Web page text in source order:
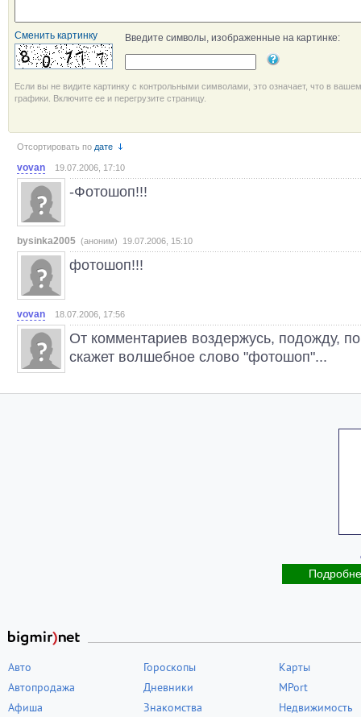
Сменить картинку Введите символы, изображенные на картинке:
Если вы не видите картинку с контрольными символами, это означает, что в
графики. Включите ее и перегрузите страницу.
Отсортировать по дате
vovan 19.07.2006, 17:10
-Фотошоп!!!
bysinka2005 (аноним) 19.07.2006, 15:10
фотошоп!!!
vovan 18.07.2006, 17:56
От комментариев воздержусь, подожду,
скажет волшебное слово "фотошоп"...
Авто
Автопродажа
Афиша
Гороскопы
Дневники
Знакомства
Карты
MPort
Недвижимость